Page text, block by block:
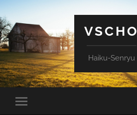
VSCHO
Haiku-Senryu
Mobile-